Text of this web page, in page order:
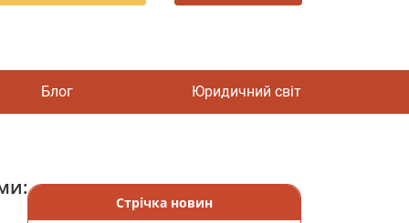
Блог Юридичний світ
Стрічка новин